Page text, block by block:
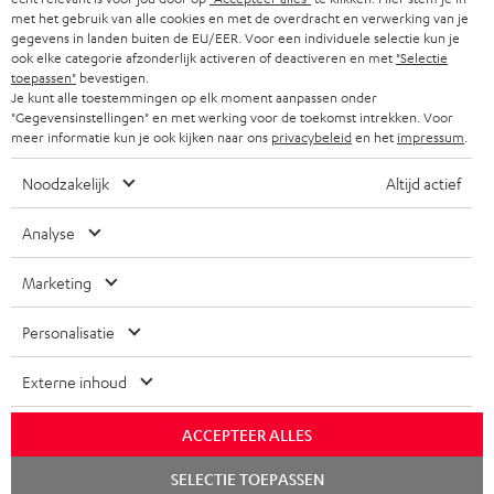
f
BLUETOOTH KOPTELEFOONS
COMPLETE SETS
SPEAKERS
ULTIMA
IN-EAR
FANSHOP
NIEUWKOMERS
NEWSLETTER
STORES
TEUFEL VOORDELEN
TOEGANKELIJK
BELGIË
FRANKRIJK
POLEN
ITALIË
USA
ANDERE LANDEN
'Kennelijke' (typ)fouten voorbehouden. De op de foto's afgebeelde
accessoires zijn niet bij de levering inbegrepen. Eventuele
Disclaimer Algemene voorwaarden
met het gebruik van alle cookies en met de overdracht en verwerking van je
gegevens in landen buiten de EU/EER. Voor een individuele selectie kun je
ook elke categorie afzonderlijk activeren of deactiveren en met "Selectie
toepassen" bevestigen.
Je kunt alle toestemmingen op elk moment aanpassen onder
"Gegevensinstellingen" en met werking voor de toekomst intrekken. Voor
meer informatie kun je ook kijken naar ons privacybeleiden het impressum
Noodzakelijk Altijd actief
Analyse
Marketing
Personalisatie
Externe inhoud
ACCEPTEER ALLES
SELECTIE TOEPASSEN